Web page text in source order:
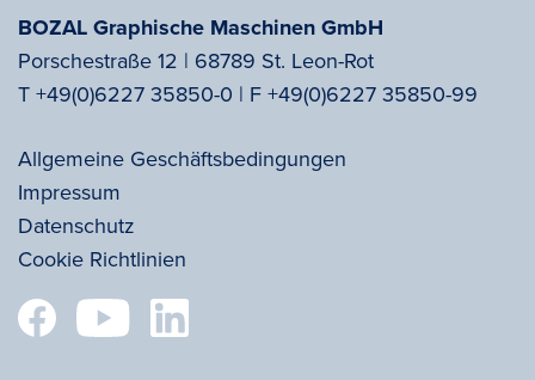
BOZAL Graphische Maschinen GmbH
Porschestraße 12 | 68789 St. Leon-Rot
T +49(0)6227 35850-0 | F +49(0)6227 35850-99
Allgemeine Geschäftsbedingungen
Impressum
Datenschutz
Cookie Richtlinien